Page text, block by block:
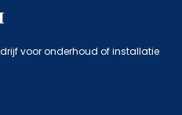
voor onderhoud of installatie